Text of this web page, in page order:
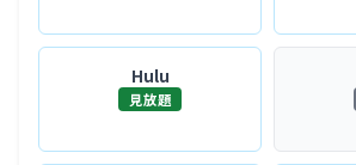
Hulu
見放題